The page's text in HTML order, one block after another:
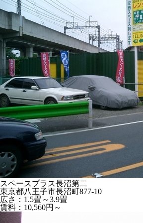
スペースプラス長沼第二
東京都八王子市長沼町877-10
広さ：1.5畳～3.9畳
賃料：10,560円～